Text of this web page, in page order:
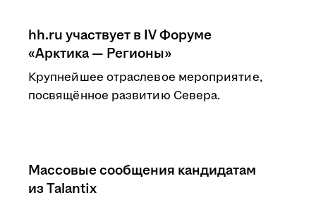
hh.ru участвует в IV Форуме
«Арктика — Регионы»
Крупнейшее отраслевое мероприятие,
посвящённое развитию Севера.
Массовые сообщения кандидатам
из Talantix